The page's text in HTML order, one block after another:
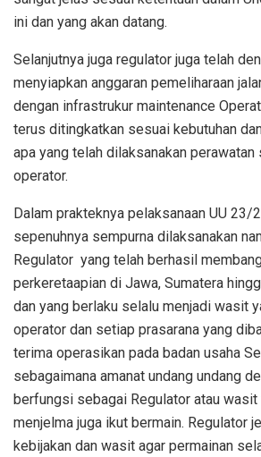
ini dan yang akan datang.
Selanjutnya juga regulator juga telah
menyiapkan anggaran pemeliharaan
dengan infrastrukur maintenance
terus ditingkatkan sesuai kebutuhan
apa yang telah dilaksanakan perawatan
operator.
Dalam prakteknya pelaksanaan UU 23/
sepenuhnya sempurna dilaksanakan
Regulator yang telah berhasil
perkeretaapian di Jawa, Sumatera
dan yang berlaku selalu menjadi wasit
operator dan setiap prasarana yang
terima operasikan pada badan usaha
sebagaimana amanat undang undang
berfungsi sebagai Regulator atau
menjelma juga ikut bermain. Regulator
kebijakan dan wasit agar permainan